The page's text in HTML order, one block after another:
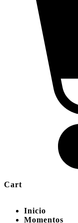
Cart
Inicio
Momentos